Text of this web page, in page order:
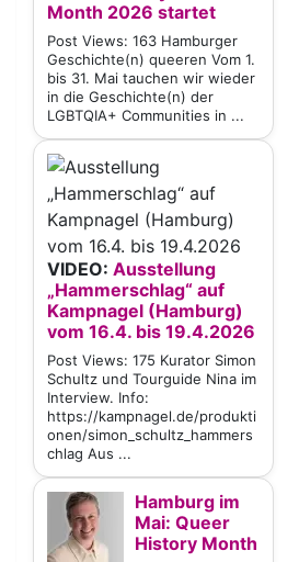
Month 2026 startet
Post Views: 163 Hamburger
Geschichte(n) queeren Vom 1.
bis 31. Mai tauchen wir wieder
in die Geschichte(n) der
LGBTQIA+ Communities in ...
VIDEO: Ausstellung
„Hammerschlag“ auf
Kampnagel (Hamburg)
vom 16.4. bis 19.4.2026
Post Views: 175 Kurator Simon
Schultz und Tourguide Nina im
Interview. Info:
https://kampnagel.de/produkti
onen/simon_schultz_hammers
chlag Aus ...
Hamburg im
Mai: Queer
History Month